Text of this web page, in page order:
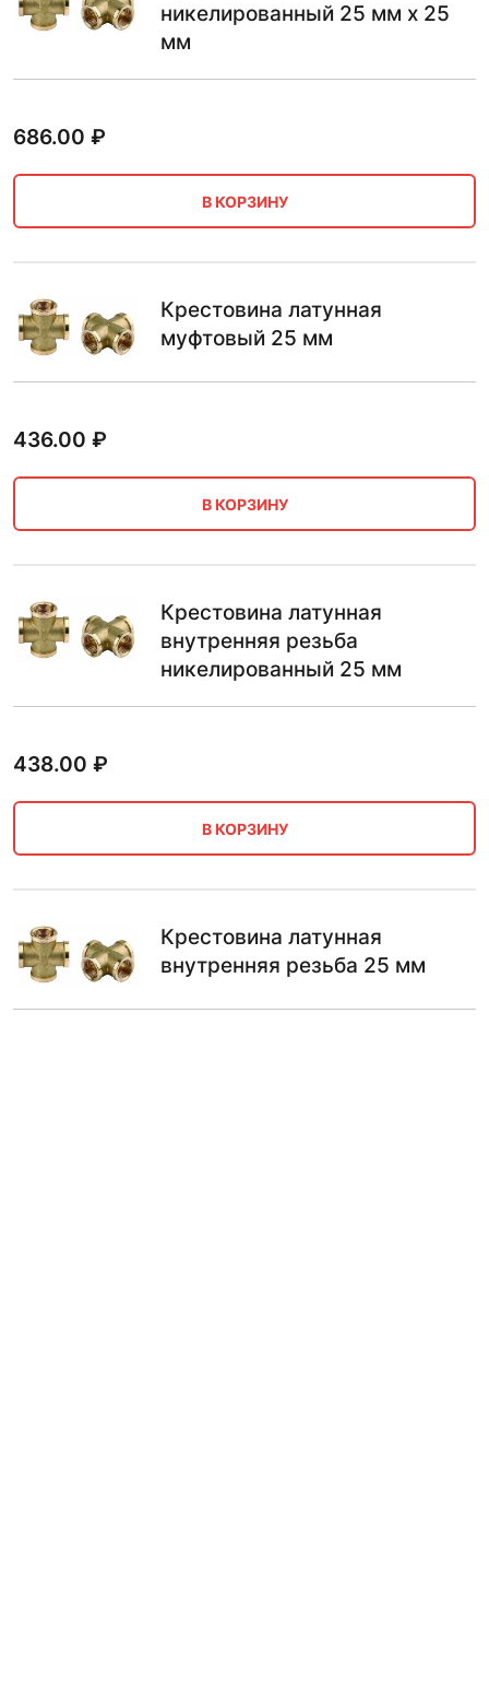
никелированный 25 мм х 25
мм
686.00 ₽
В КОРЗИНУ
Крестовина латунная
муфтовый 25 мм
436.00 ₽
В КОРЗИНУ
Крестовина латунная
внутренняя резьба
никелированный 25 мм
438.00 ₽
В КОРЗИНУ
Крестовина латунная
внутренняя резьба 25 мм